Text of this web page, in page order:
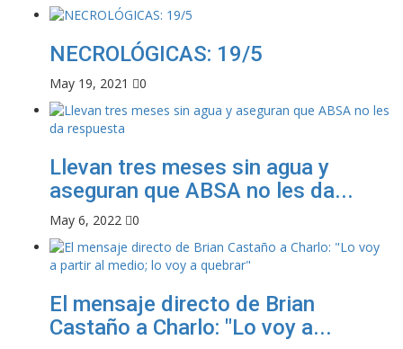
NECROLÓGICAS: 19/5
May 19, 2021 0
Llevan tres meses sin agua y
aseguran que ABSA no les da...
May 6, 2022 0
El mensaje directo de Brian
Castaño a Charlo: "Lo voy a...